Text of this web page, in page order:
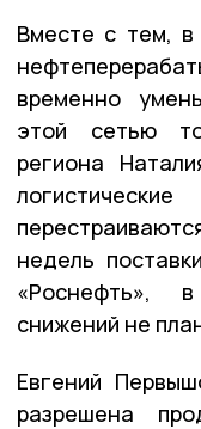
Вместе с тем, в
временно
этой сетью
региона
недель
«Роснефть»,
снижений не
Евгений
разрешена